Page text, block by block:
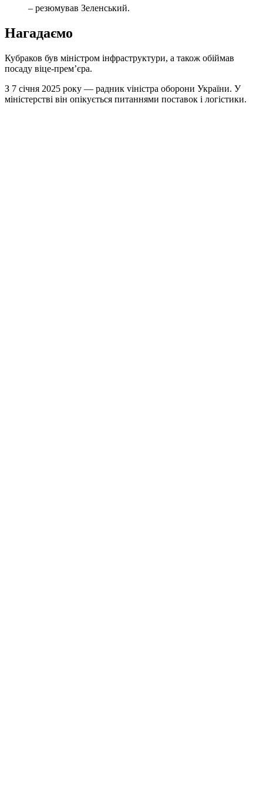
– резюмував Зеленський.
Нагадаємо
Кубраков був міністром інфраструктури, а також обіймав
посаду віце-прем’єра.
З 7 січня 2025 року — радник vіністра оборони України. У
міністерстві він опікується питаннями поставок і логістики.